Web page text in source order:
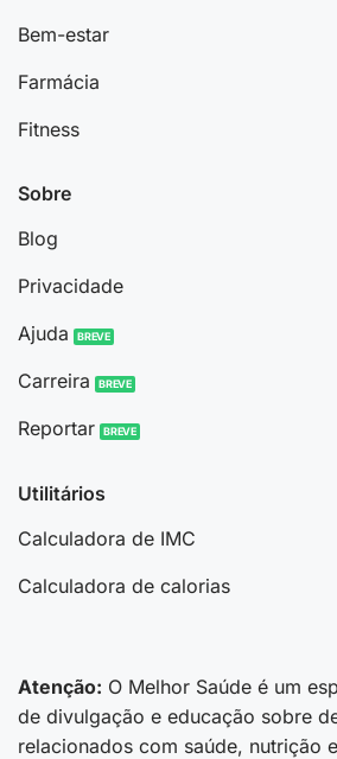
Bem-estar
Farmácia
Fitness
Sobre
Blog
Privacidade
Ajuda
Carreira
Reportar
Utilitários
Calculadora de IMC
Calculadora de calorias
Atenção: O Melhor Saúde é um
de divulgação e educação sobre
relacionados com saúde, nutrição